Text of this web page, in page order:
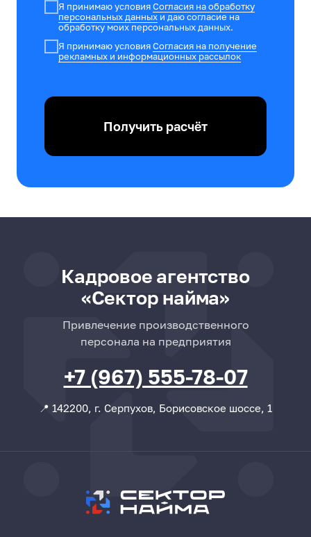
Я принимаю условияСогласия на обработку
персональных данных и даю согласие на
обработку моих персональных данных.
Я принимаю условияСогласия на получение
рекламных и информационных рассылок
Получить расчёт
+7 (967) 555-78-07
📍 142200, г. Серпухов, Борисовское шоссе, 1
Привлечение производственного
персонала на предприятия
Кадровое агентство
«Сектор найма»